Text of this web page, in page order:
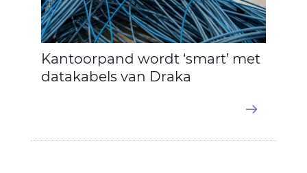
Kantoorpand wordt ‘smart’ met
datakabels van Draka